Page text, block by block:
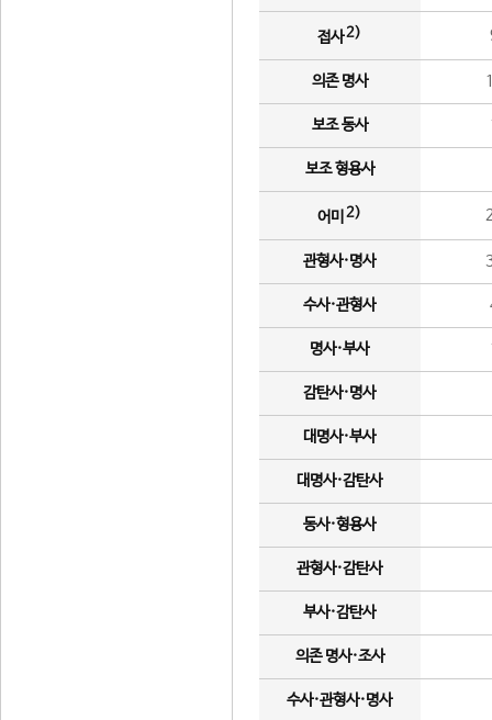
접사2)
의존 명사
보조 동사
보조 형용사
어미 2)
관형사·명사
수사·관형사
명사·부사
감탄사·명사
대명사·부사
대명사·감탄사
동사·형용사
관형사·감탄사
부사·감탄사
의존 명사·조사
수사·관형사·명사